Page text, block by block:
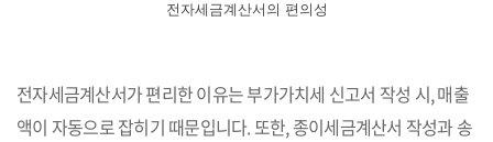
전자세금계산서의 편의성
전자세금계산서가 편리한 이유는 부가가치세 신고서 작성 시, 매출
액이 자동으로 잡히기 때문입니다. 또한, 종이세금계산서 작성과 송